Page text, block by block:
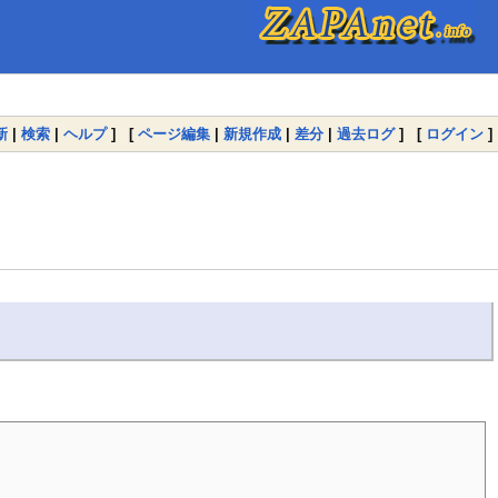
| 検索 | ヘルプ] [ ページ編集 | 新規作成 | 差分 | 過去ログ] [ ログイン ]